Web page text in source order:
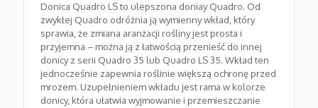
Donica Quadro LS to ulepszona doniay Quadro. Od
zwykłej Quadro odróżnia ją wymienny wkład, który
sprawia, że zmiana aranżacji rośliny jest prosta i
przyjemna – można ją z łatwością przenieść do innej
donicy z serii Quadro 35 lub Quadro LS 35. Wkład ten
jednocześnie zapewnia roślinie większą ochronę przed
mrozem. Uzupełnieniem wkładu jest rama w kolorze
donicy, która ułatwia wyjmowanie i przemieszczanie